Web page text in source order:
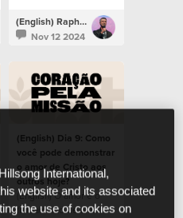
(English) Raphael Galante
Nov 12 2024
(English) Dia 9: Como
você pode demonstrar
o amor de Cristo aos
outros hoje?
(English) O amor é o
fundamento de uma
International,
website and its associated
the use of cookies on